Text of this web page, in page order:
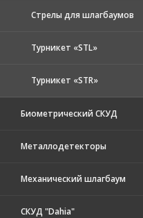
Стрелы для шлагбаумов
Турникет «STL»
Турникет «STR»
Биометрический СКУД
Металлодетекторы
Механический шлагбаум
СКУД "Dahia"